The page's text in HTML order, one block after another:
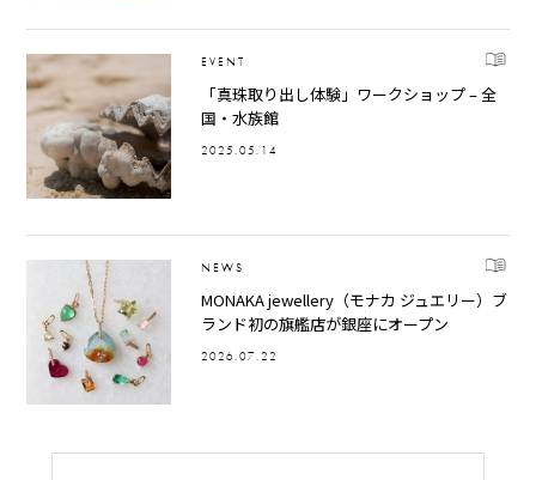
EVENT
「真珠取り出し体験」ワークショップ – 全
国・水族館
2025.05.14
NEWS
MONAKA jewellery（モナカ ジュエリー）ブ
ランド初の旗艦店が銀座にオープン
2026.07.22